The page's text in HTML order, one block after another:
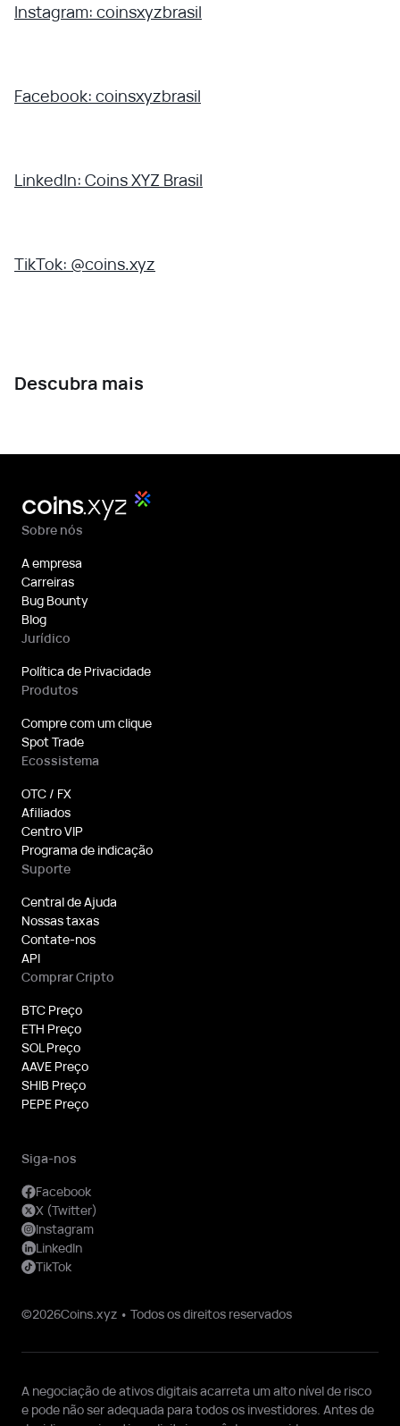
Instagram: coinsxyzbrasil
Facebook: coinsxyzbrasil
LinkedIn: Coins XYZ Brasil
TikTok: @coins.xyz
Descubra mais
Sobre nós
A empresa
Carreiras
Bug Bounty
Blog
Jurídico
Política de Privacidade
Produtos
Compre com um clique
Spot Trade
Ecossistema
OTC / FX
Afiliados
Centro VIP
Programa de indicação
Suporte
Central de Ajuda
Nossas taxas
Contate-nos
API
Comprar Cripto
BTC Preço
ETH Preço
SOL Preço
AAVE Preço
SHIB Preço
PEPE Preço
©2026Coins.xyz • Todos os direitos reservados
Siga-nos
Facebook
X (Twitter)
Instagram
LinkedIn
TikTok
A negociação de ativos digitais acarreta um alto nível de risco
e pode não ser adequada para todos os investidores. Antes de